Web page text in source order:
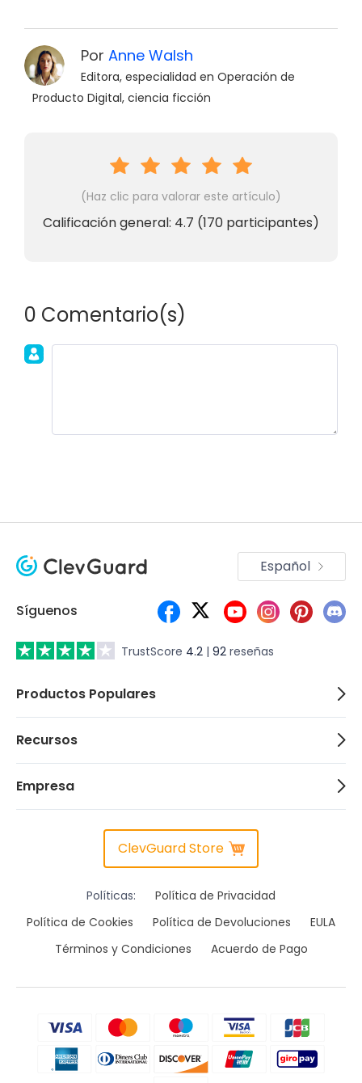
Por Anne Walsh
Editora, especialidad en Operación de
Producto Digital, ciencia ficción
(Haz clic para valorar este artículo)
Calificación general: 4.7 (170 participantes)
0 Comentario(s)
TrustScore 4.2 | 92 reseñas
Síguenos
Español
Productos Populares
Recursos
Empresa
ClevGuard Store
Políticas:
Política de Privacidad
Política de Cookies
Política de Devoluciones
EULA
Términos y Condiciones
Acuerdo de Pago